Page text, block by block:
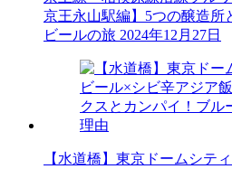
京王永山駅編】5つの醸造所
ビールの旅 2024年12月27日
【水道橋】東京ドームシテ